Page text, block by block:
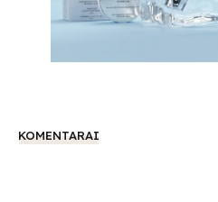
KOMENTARAI